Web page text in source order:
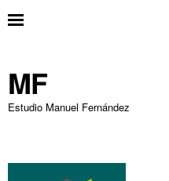
MF
Estudio Manuel Fernández